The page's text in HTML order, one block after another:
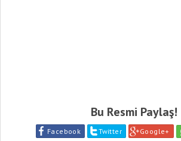
Bu Resmi Paylaş!
Facebook Twitter Google+